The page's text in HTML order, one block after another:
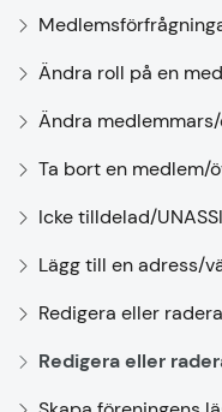
Ändra roll på en
Ändra
Ta bort en medlem/
Icke tilldelad/
Lägg till en adress/
Redigera eller
Redigera eller